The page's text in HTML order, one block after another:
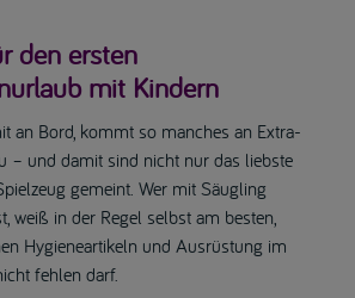
den ersten
mit Kindern
an Bord, kommt so manches an Extra-
– und damit sind nicht nur das liebste
gemeint. Wer mit Säugling
weiß in der Regel selbst am besten,
Hygieneartikeln und Ausrüstung im
fehlen darf.